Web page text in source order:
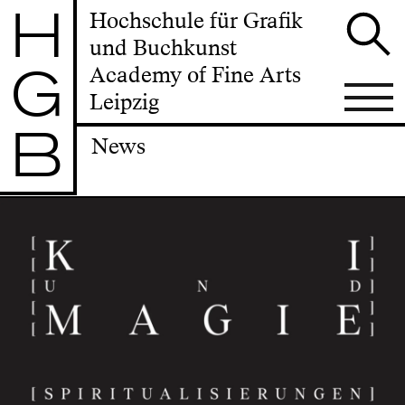
H
G
B
Hochschule für Grafik
und Buchkunst
Academy of Fine Arts
Leipzig
News